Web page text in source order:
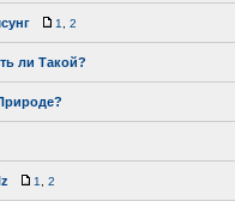
1 2
ли Такой?
1 2